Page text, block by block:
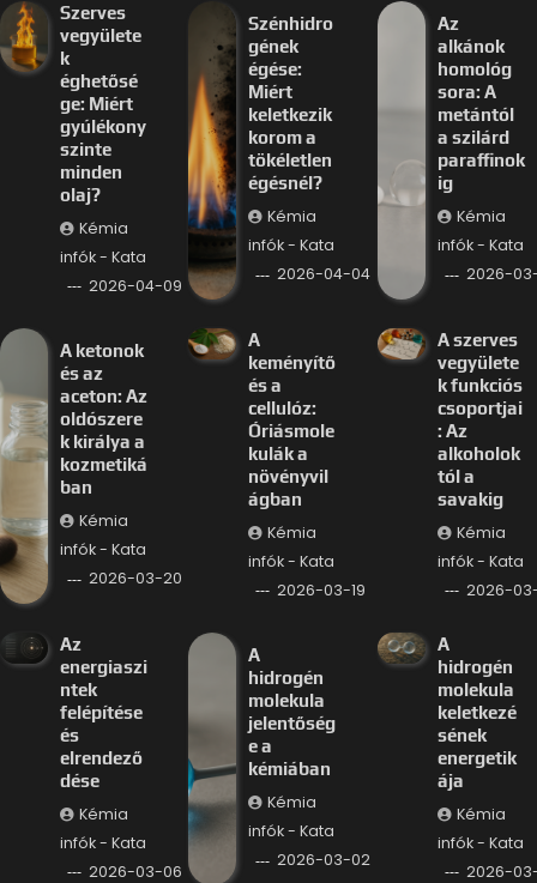
Szerves
vegyülete
k
éghetősé
ge: Miért
gyúlékony
szinte
minden
olaj?
Kémia
infók - Kata
2026-04-09
Szénhidro
gének
égése:
Miért
keletkezik
korom a
tökéletlen
égésnél?
Kémia
infók - Kata
2026-04-04
Az
alkánok
homológ
sora: A
metántól
a szilárd
paraffinok
ig
Kémia
infók - Kata
2026-
A ketonok
és az
aceton: Az
oldószere
k királya a
kozmetiká
ban
Kémia
infók - Kata
2026-03-20
A
keményítő
és a
cellulóz:
Óriásmole
kulák a
növényvil
ágban
Kémia
infók - Kata
2026-03-19
A szerves
vegyülete
k funkciós
csoportjai
: Az
alkoholok
tól a
savakig
Kémia
infók - Kata
2026-
Az
energiaszi
ntek
felépítése
és
elrendező
dése
Kémia
infók - Kata
2026-03-06
A
hidrogén
molekula
jelentőség
e a
kémiában
Kémia
infók - Kata
2026-03-02
A
hidrogén
molekula
keletkezé
sének
energetik
ája
Kémia
infók - Kata
2026-